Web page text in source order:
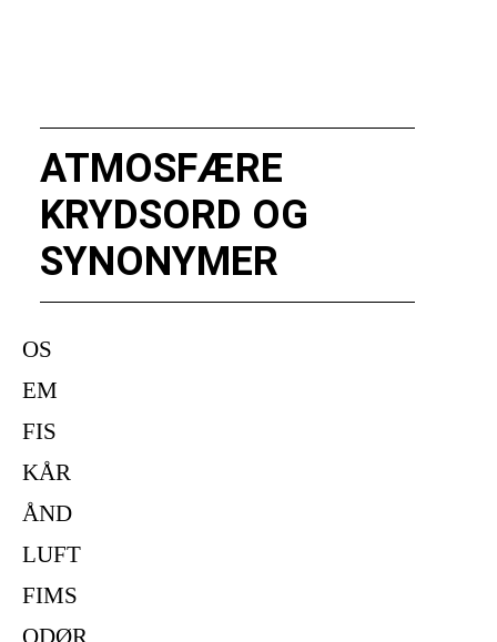
ATMOSFÆRE
KRYDSORD OG
SYNONYMER
OS
EM
FIS
KÅR
ÅND
LUFT
FIMS
ODØR